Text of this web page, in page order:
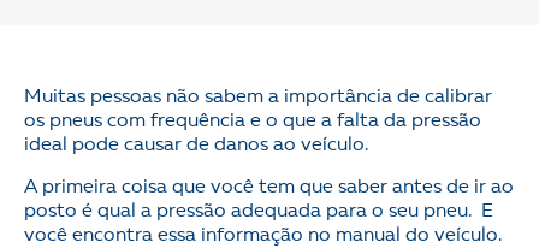
Muitas pessoas não sabem a importância de calibrar
os pneus com frequência e o que a falta da pressão
ideal pode causar de danos ao veículo.
A primeira coisa que você tem que saber antes de ir ao
posto é qual a pressão adequada para o seu pneu. E
você encontra essa informação no manual do veículo.